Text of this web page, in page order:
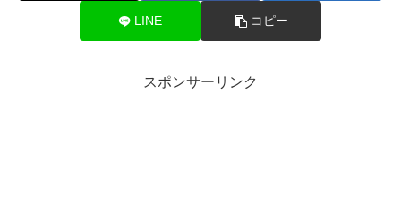
LINE コピー
スポンサーリンク